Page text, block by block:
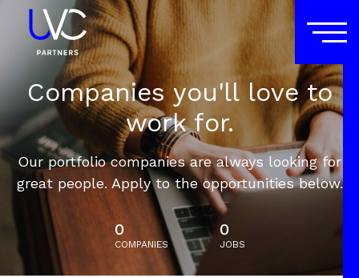
Companies you'll love to
work for.
Our portfolio companies are always looking for
great people. Apply to the opportunities below.
0
COMPANIES
0
JOBS